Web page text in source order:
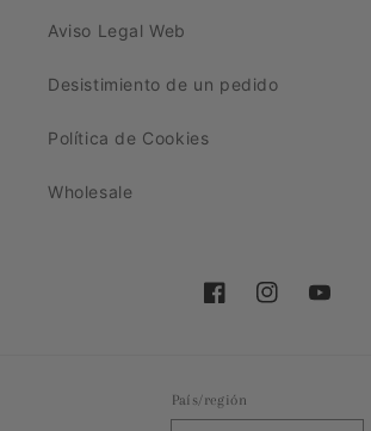
Aviso Legal Web
Desistimiento de un pedido
Política de Cookies
Wholesale
FacebookInstagramYouTube
País/región